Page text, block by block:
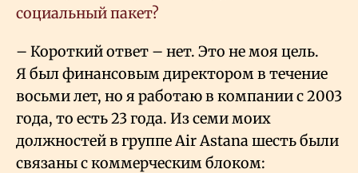
социальный пакет?
– Короткий ответ – нет. Это не моя цель.
Я был финансовым директором в течение
восьми лет, но я работаю в компании с 2003
года, то есть 23 года. Из семи моих
должностей в группе Air Astana шесть были
связаны с коммерческим блоком: